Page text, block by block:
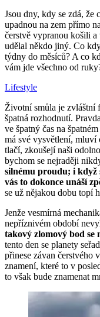
Jsou dny, kdy se zdá,
upadnou na zem přímo
čerstvě vypranou košili
udělal někdo jiný. Co
týdny do měsíců? A co
vám jde všechno od
Lifestyle
Životní smůla je zvláštní
špatná rozhodnutí.
ve špatný čas na
má své vysvětlení, mluví
tlačí, zkoušejí naši
bychom se nejraději
silnému proudu; i když
vás to dokonce unáší
se už nějakou dobu topí
Jenže vesmírná
nepříznivém období
takový zlomový bod se
tento den se planety
přinese závan čerstvého
znamení, které to v
to však bude znamenat